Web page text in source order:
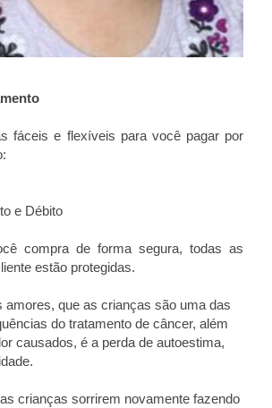
fáceis e flexíveis para você pagar por
e Débito
compra de forma segura, todas as
estão protegidas.
amores, que as crianças são uma das
do tratamento de câncer, além
causados, é a perda de autoestima,
crianças sorrirem novamente fazendo